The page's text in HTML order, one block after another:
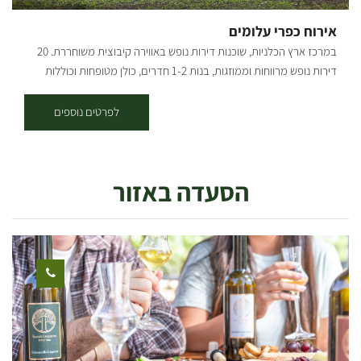
אירוח כפרי עלומים
במרכז ארץ הכלניות, שוכנות דירות נופש באווירה קיבוצית משוחררת. 20
דירות נופש מרווחות וממוזגות, בנות 1-2 חדרים, כולן מטופחות וכוללות
ומוקפות בנוי מיוחד ומטופח, מדשאות, פרחים ופינות חמד רבות. ארוחות
בכשרות מהודרת מוגשות בחדר האוכל בקיבוץ. האירוח מתאים לקהל דתי,
נפרדות וכן אולם התכנסות ומשחקייה לילדים. במקום חניות לנכים, שבילים
מרווחים ושירותי נכים עם מאחזים. ישנן דירות מונגשות לנכים, וכך גם בית
בעלומים לפרטיים פתוח רק באמצע שבוע. קבוצות, חיילים ועובדים -
יכולים להזמין גם לסופ"ש. תודה על ההבנה, צוות תיירות עלומים.
לפרטים נוספים
הסעדה באזור